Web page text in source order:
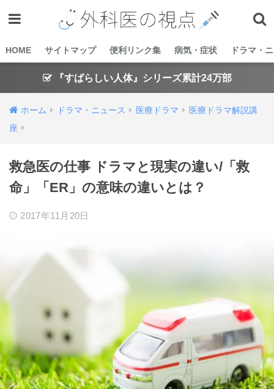
HOME サイトマップ 便利リンク集 病気・症状 ドラマ・
『すばらしい人体』シリーズ累計24万部
ホーム ドラマ・ニュース 医療ドラマ
医療ドラマ解説講
座
救急医の仕事 ドラマと現実の違い/「救
命」「ER」の意味の違いとは？
2017年11月20日